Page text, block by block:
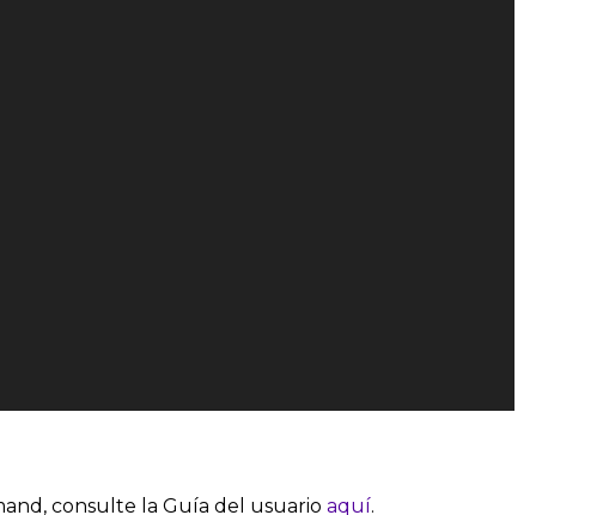
consulte la Guía del usuario aquí.